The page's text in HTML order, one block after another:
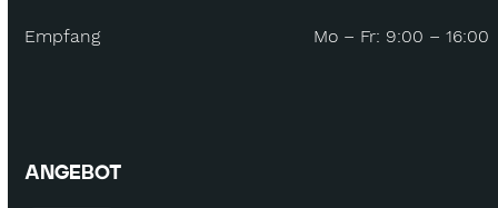
Empfang Mo – Fr: 9:00 – 16:00
ANGEBOT